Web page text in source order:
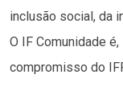
inclusão social, da
O IF Comunidade
compromisso do